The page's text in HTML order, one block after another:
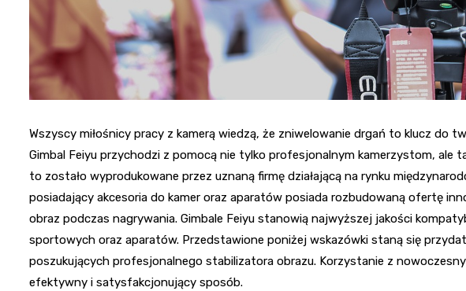
Wszyscy miłośnicy pracy z kamerą wiedzą, że zniwelowanie drgań to klucz do
Gimbal Feiyu przychodzi z pomocą nie tylko profesjonalnym kamerzystom, ale
to zostało wyprodukowane przez uznaną firmę działającą na rynku
posiadający akcesoria do kamer oraz aparatów posiada rozbudowaną ofertę
obraz podczas nagrywania. Gimbale Feiyu stanowią najwyższej jakości
sportowych oraz aparatów. Przedstawione poniżej wskazówki staną się
poszukujących profesjonalnego stabilizatora obrazu. Korzystanie z
efektywny i satysfakcjonujący sposób.